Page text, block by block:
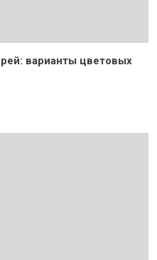
варианты цветовых